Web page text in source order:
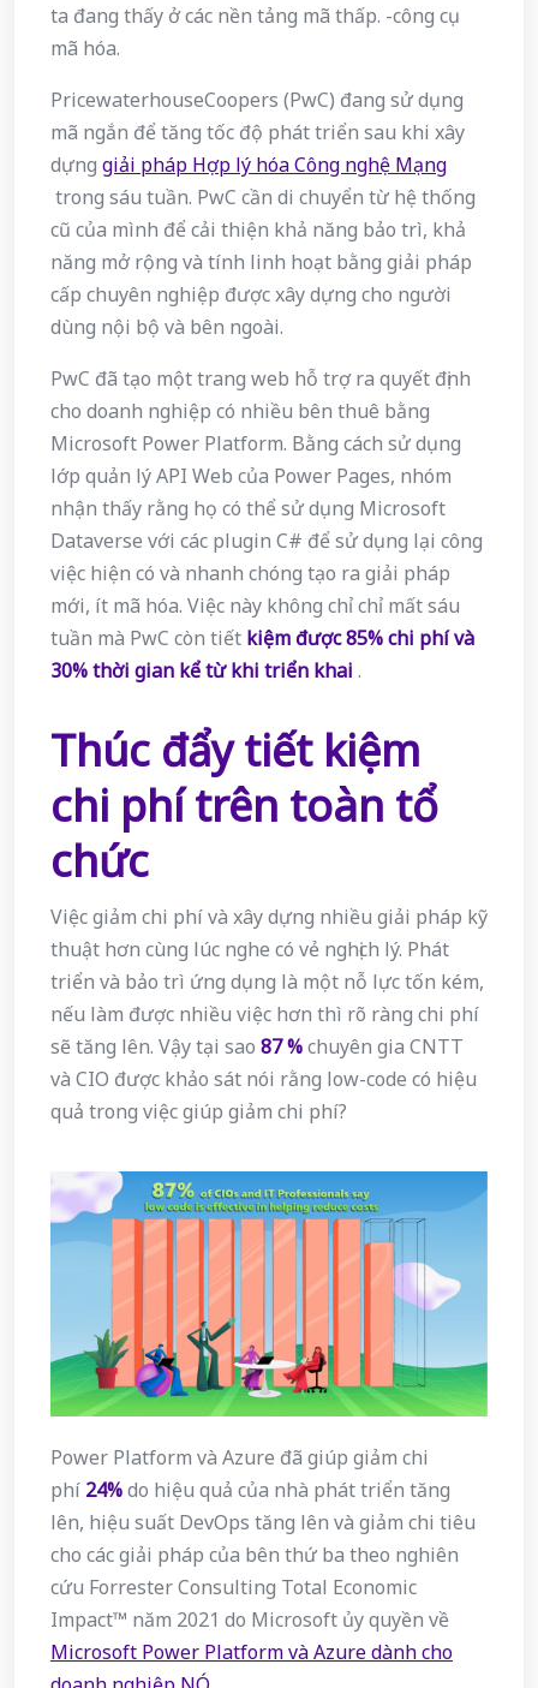
ta đang thấy ở các nền tảng mã thấp. -công cụ
mã hóa.
PricewaterhouseCoopers (PwC) đang sử dụng
mã ngắn để tăng tốc độ phát triển sau khi xây
dựng giải pháp Hợp lý hóa Công nghệ Mạng
trong sáu tuần. PwC cần di chuyển từ hệ thống
cũ của mình để cải thiện khả năng bảo trì, khả
năng mở rộng và tính linh hoạt bằng giải pháp
cấp chuyên nghiệp được xây dựng cho người
dùng nội bộ và bên ngoài.
PwC đã tạo một trang web hỗ trợ ra quyết định
cho doanh nghiệp có nhiều bên thuê bằng
Microsoft Power Platform. Bằng cách sử dụng
lớp quản lý API Web của Power Pages, nhóm
nhận thấy rằng họ có thể sử dụng Microsoft
Dataverse với các plugin C# để sử dụng lại công
việc hiện có và nhanh chóng tạo ra giải pháp
mới, ít mã hóa. Việc này không chỉ chỉ mất sáu
tuần mà PwC còn tiết kiệm được 85% chi phí và
30% thời gian kể từ khi triển khai .
Thúc đẩy tiết kiệm
chi phí trên toàn tổ
chức
Việc giảm chi phí và xây dựng nhiều giải pháp kỹ
thuật hơn cùng lúc nghe có vẻ nghịch lý. Phát
triển và bảo trì ứng dụng là một nỗ lực tốn kém,
nếu làm được nhiều việc hơn thì rõ ràng chi phí
sẽ tăng lên. Vậy tại sao 87%chuyên gia CNTT
và CIO được khảo sát nói rằng low-code có hiệu
quả trong việc giúp giảm chi phí?
Power Platform và Azure đã giúp giảm chi
phí 24%do hiệu quả của nhà phát triển tăng
lên, hiệu suất DevOps tăng lên và giảm chi tiêu
cho các giải pháp của bên thứ ba theo nghiên
cứu Forrester Consulting Total Economic
Impact™ năm 2021 do Microsoft ủy quyền về
Microsoft Power Platform và Azure dành cho